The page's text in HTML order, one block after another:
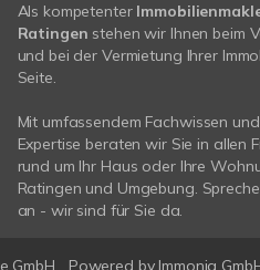
Als kompetenter
Ratingen stehen wir Ihnen beim
und bei der Vermietung Ihrer
Seite.
Mit umfassendem Fachwissen
Expertise beraten wir Sie in allen
rund um Ihr Haus oder Ihre
Ratingen und Umgebung.
an - wir sind für Sie da.
GmbH Powered by Immonia